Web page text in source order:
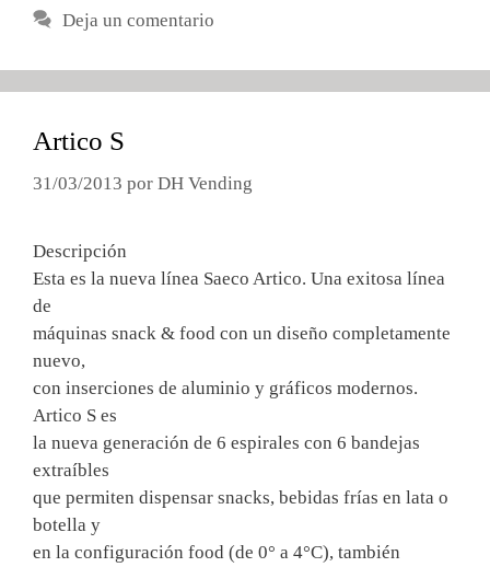
Deja un comentario
Artico S
31/03/2013 por DH Vending
Descripción
Esta es la nueva línea Saeco Artico. Una exitosa línea
de
máquinas snack & food con un diseño completamente
nuevo,
con inserciones de aluminio y gráficos modernos.
Artico S es
la nueva generación de 6 espirales con 6 bandejas
extraíbles
que permiten dispensar snacks, bebidas frías en lata o
botella y
en la configuración food (de 0° a 4°C), también